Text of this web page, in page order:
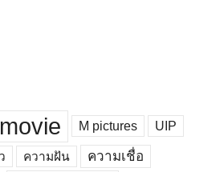
movie M pictures UIP
ความฝัน
ความเชื่อ